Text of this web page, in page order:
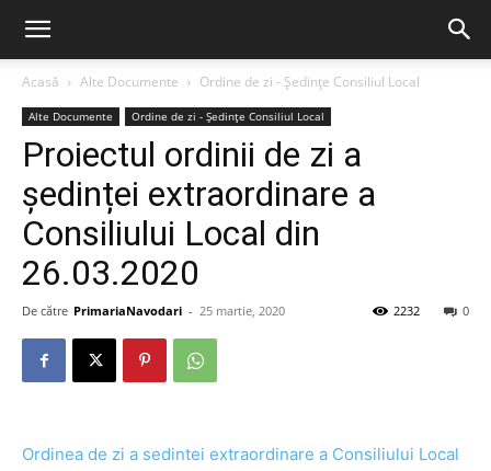
Acasă Alte Documente Ordine de zi - Ședințe Consiliul Local
Alte Documente Ordine de zi - Ședințe Consiliul Local
Proiectul ordinii de zi a
ședinței extraordinare a
Consiliului Local din
26.03.2020
De către PrimariaNavodari - 25 martie, 2020 0
2232
Ordinea de zi a sedintei extraordinare a Consiliului Local